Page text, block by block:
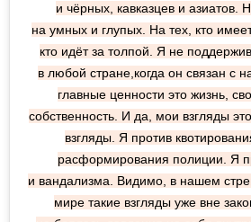
и чёрных, кавказцев и азиатов.
на умных и глупых. На тех, кто
кто идёт за толпой. Я не
в любой стране,когда он связан с
главные ценности это жизнь,
собственность. И да, мои взгляды
взгляды. Я против
расформирования полиции. Я
и вандализма. Видимо, в нашем
мире такие взгляды уже вне